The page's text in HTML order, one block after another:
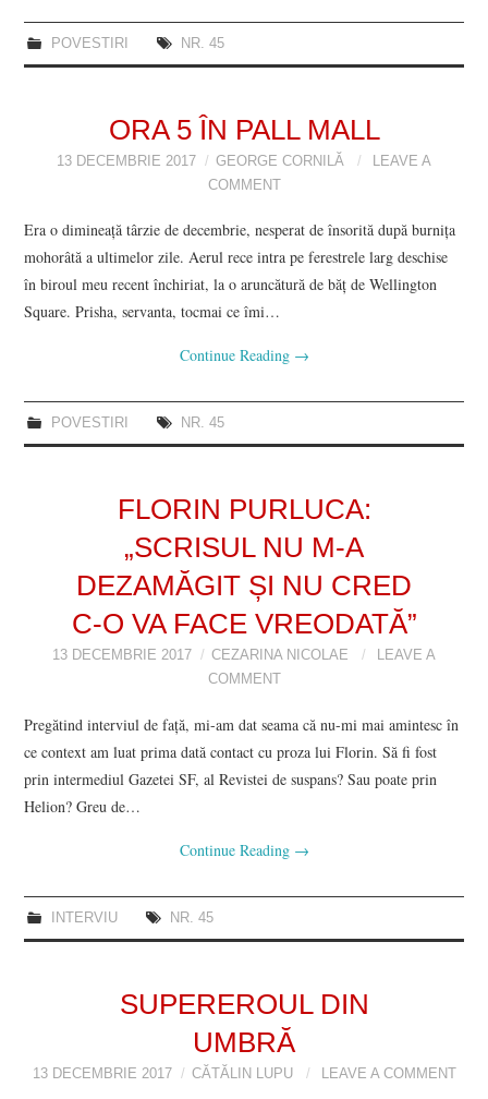
POVESTIRI NR. 45
ORA 5 ÎN PALL MALL
13 DECEMBRIE 2017 GEORGE CORNILĂ
LEAVE A
COMMENT
Era o dimineață târzie de decembrie, nesperat de însorită după burnița
mohorâtă a ultimelor zile. Aerul rece intra pe ferestrele larg deschise
în biroul meu recent închiriat, la o aruncătură de băț de Wellington
Square. Prisha, servanta, tocmai ce îmi…
Continue Reading →
POVESTIRI NR. 45
FLORIN PURLUCA:
„SCRISUL NU M-A
DEZAMĂGIT ȘI NU CRED
C-O VA FACE VREODATĂ”
13 DECEMBRIE 2017 CEZARINA NICOLAE
LEAVE A
COMMENT
Pregătind interviul de față, mi-am dat seama că nu-mi mai amintesc în
ce context am luat prima dată contact cu proza lui Florin. Să fi fost
prin intermediul Gazetei SF, al Revistei de suspans? Sau poate prin
Helion? Greu de…
Continue Reading →
INTERVIU NR. 45
SUPEREROUL DIN
UMBRĂ
13 DECEMBRIE 2017 CĂTĂLIN LUPU LEAVE A COMMENT